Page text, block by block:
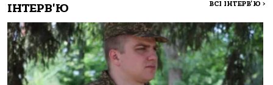
ІНТЕРВ'Ю ВСІ ІНТЕРВ'Ю >